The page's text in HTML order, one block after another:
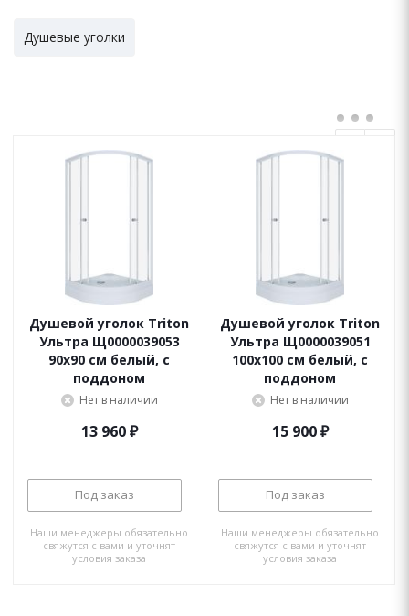
Душевые уголки
Душевой уголок Triton
Ультра Щ0000039053
90х90 см белый, с
поддоном
Нет в наличии
13 960₽
Под заказ
Наши менеджеры обязательно
свяжутся с вами и уточнят
условия заказа
Душевой уголок Triton
Ультра Щ0000039051
100х100 см белый, с
поддоном
Нет в наличии
15 900₽
Под заказ
Наши менеджеры обязательно
свяжутся с вами и уточнят
условия заказа